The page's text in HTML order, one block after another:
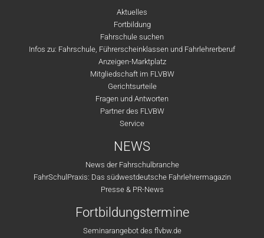
Aktuelles
Fortbildung
Fahrschule suchen
Infos zu: Fahrschule, Führerscheinklassen und Fahrlehrerberuf
Anzeigen-Marktplatz
Mitgliedschaft im FLVBW
Gerichtsurteile
Fragen und Antworten
Partner des FLVBW
Service
NEWS
News der Fahrschulbranche
FahrSchulPraxis: Das südwestdeutsche Fahrlehrermagazin
Presse & PR-News
Fortbildungstermine
Seminarangebot des flvbw.de